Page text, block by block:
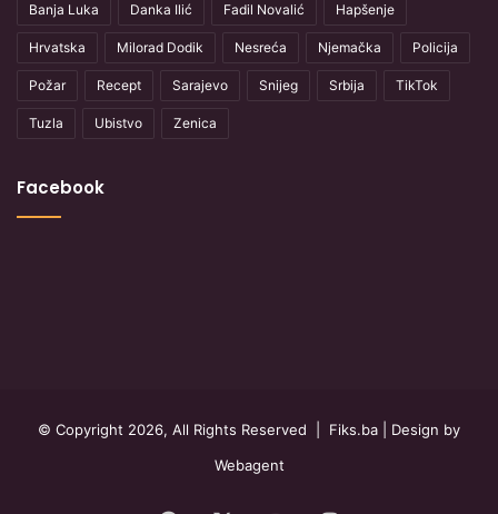
Banja Luka Danka Ilić Fadil Novalić Hapšenje
Hrvatska Milorad Dodik Nesreća Njemačka Policija
Požar Recept Sarajevo Snijeg Srbija TikTok
Tuzla Ubistvo Zenica
Facebook
© Copyright 2026, All Rights Reserved | Fiks.ba | Design by
Webagent